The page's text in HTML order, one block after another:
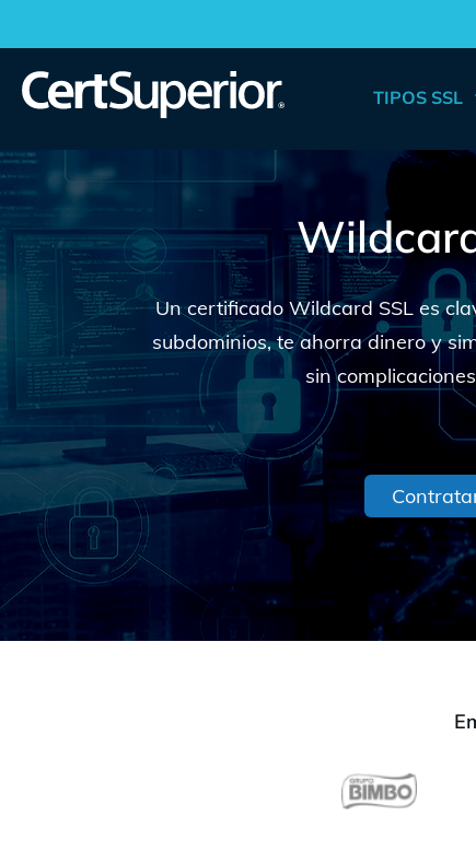
TIPOS SSL
Un certificado Wildcard SSL es
subdominios, te ahorra dinero y
sin